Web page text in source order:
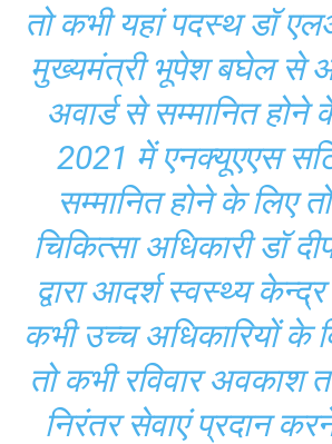
तो कभी यहां पदस्थ डॉ
मुख्यमंत्री भूपेश बघेल से
अवार्ड से सम्मानित होने
2021 में एनक्यूएएस
सम्मानित होने के लिए
चिकित्सा अधिकारी डॉ
द्वारा आदर्श स्वस्थ्य
कभी उच्च अधिकारियों के
तो कभी रविवार अवकाश
निरंतर सेवाएं प्रदान